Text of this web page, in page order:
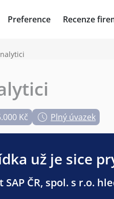
Preference Recenze
Kč Plný úvazek
už je sice
SAP ČR, spol. s r.o.